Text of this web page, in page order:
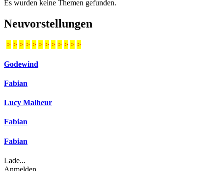
Es wurden keine Themen gefunden.
Neuvorstellungen
> > > > > > > > > > > >
Godewind
Fabian
Lucy Malheur
Fabian
Fabian
Lade...
Anmelden